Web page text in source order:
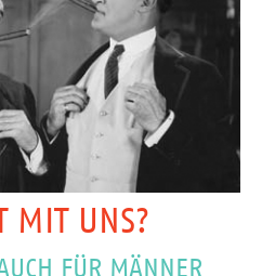
MIT UNS?
FÜR MÄNNER